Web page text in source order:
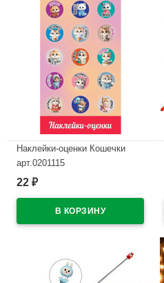
Наклейки-оценки Кошечки
арт.0201115
В наличии
22 ₽